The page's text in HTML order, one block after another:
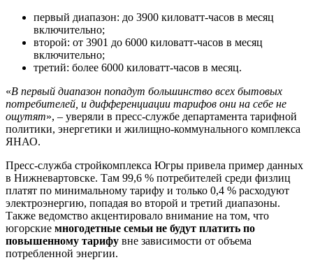
первый диапазон: до 3900 киловатт-часов в месяц
включительно;
второй: от 3901 до 6000 киловатт-часов в месяц
включительно;
третий: более 6000 киловатт-часов в месяц.
«В первый диапазон попадут большинство всех бытовых
потребителей, и дифференциации тарифов они на себе не
ощутят», – уверяли в пресс-службе департамента тарифной
политики, энергетики и жилищно-коммунального комплекса
ЯНАО.
Пресс-служба стройкомплекса Югры привела пример данных
в Нижневартовске. Там 99,6 % потребителей среди физлиц
платят по минимальному тарифу и только 0,4 % расходуют
электроэнергию, попадая во второй и третий диапазоны.
Также ведомство акцентировало внимание на том, что
югорские многодетные семьи не будут платить по
повышенному тарифу вне зависимости от объема
потребленной энергии.